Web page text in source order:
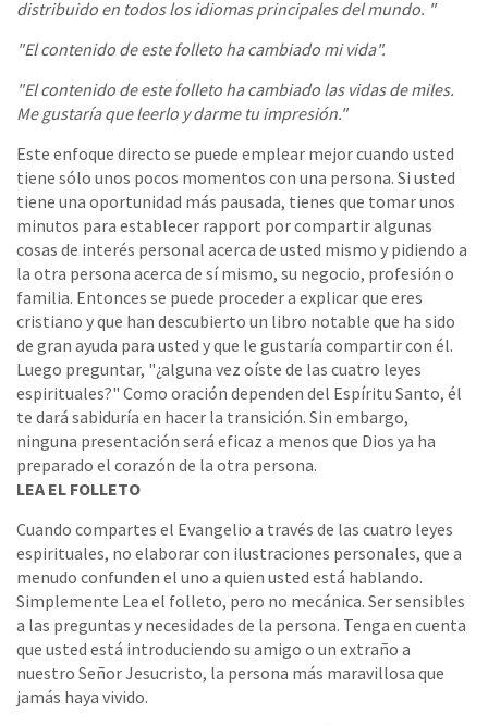
distribuido en todos los idiomas principales del mundo. "
"El contenido de este folleto ha cambiado mi vida".
"El contenido de este folleto ha cambiado las vidas de miles.
Me gustaría que leerlo y darme tu impresión."
Este enfoque directo se puede emplear mejor cuando usted
tiene sólo unos pocos momentos con una persona. Si usted
tiene una oportunidad más pausada, tienes que tomar unos
minutos para establecer rapport por compartir algunas
cosas de interés personal acerca de usted mismo y pidiendo a
la otra persona acerca de sí mismo, su negocio, profesión o
familia. Entonces se puede proceder a explicar que eres
cristiano y que han descubierto un libro notable que ha sido
de gran ayuda para usted y que le gustaría compartir con él.
Luego preguntar, "¿alguna vez oíste de las cuatro leyes
espirituales?" Como oración dependen del Espíritu Santo, él
te dará sabiduría en hacer la transición. Sin embargo,
ninguna presentación será eficaz a menos que Dios ya ha
preparado el corazón de la otra persona.
LEA EL FOLLETO
Cuando compartes el Evangelio a través de las cuatro leyes
espirituales, no elaborar con ilustraciones personales, que a
menudo confunden el uno a quien usted está hablando.
Simplemente Lea el folleto, pero no mecánica. Ser sensibles
a las preguntas y necesidades de la persona. Tenga en cuenta
que usted está introduciendo su amigo o un extraño a
nuestro Señor Jesucristo, la persona más maravillosa que
jamás haya vivido.